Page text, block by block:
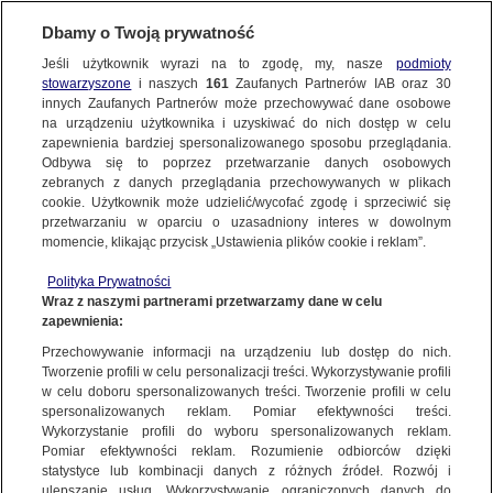
FAKTY | FAKTY PO POŁUDNIU
Nowy pomysł PiS na wybory prezydenckie. Sejm zajmuje się projektem
NAJNOWSZE
ZOBACZ FAKTY
FAKTY PO FAKTACH
FAKTY O ŚWIECIE
WIĘCEJ
KANAŁY
Dzień dobry!
Jedno konto do wszystkich usług
Dbamy o Twoją prywatność
Jeśli użytkownik wyrazi na to zgodę, my, nasze podmioty
stowarzyszone i naszych 161Zaufanych Partnerów IAB oraz 30
innych Zaufanych Partnerów może przechowywać dane osobowe
na urządzeniu użytkownika i uzyskiwać do nich dostęp w celu
zapewnienia bardziej spersonalizowanego sposobu przeglądania.
Odbywa się to poprzez przetwarzanie danych osobowych
zebranych z danych przeglądania przechowywanych w plikach
cookie. Użytkownik może udzielić/wycofać zgodę i sprzeciwić się
przetwarzaniu w oparciu o uzasadniony interes w dowolnym
momencie, klikając przycisk „Ustawienia plików cookie i reklam”.
Polityka Prywatności
Wraz z naszymi partnerami przetwarzamy dane w celu
zapewnienia:
Przechowywanie informacji na urządzeniu lub dostęp do nich.
Tworzenie profili w celu personalizacji treści. Wykorzystywanie profili
w celu doboru spersonalizowanych treści. Tworzenie profili w celu
spersonalizowanych reklam. Pomiar efektywności treści.
Wykorzystanie profili do wyboru spersonalizowanych reklam.
Pomiar efektywności reklam. Rozumienie odbiorców dzięki
statystyce lub kombinacji danych z różnych źródeł. Rozwój i